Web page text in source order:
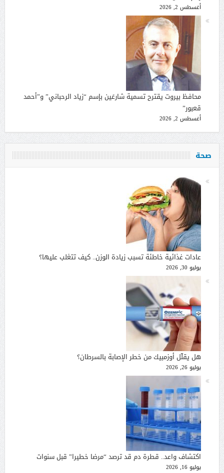
أغسطس 2, 2026
محافظ بيروت يقترح تسمية شارعَين بإسم “زياد الرحباني” و”أحمد
قعبور”
أغسطس 2, 2026
صحة
عادات غذائية خاطئة تسبب زيادة الوزن.. كيف تتغلب عليها؟
يوليو 30, 2026
هل يقلّل أوزمبيك من خطر الإصابة بالسرطان؟
يوليو 26, 2026
اكتشاف واعد.. قطرة دم قد ترصد “مرضا خطيرا” قبل سنوات
يوليو 16, 2026